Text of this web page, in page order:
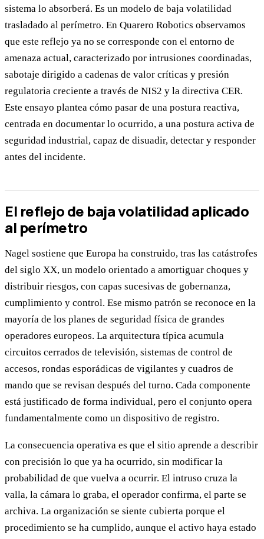
sistema lo absorberá. Es un modelo de baja volatilidad
trasladado al perímetro. En Quarero Robotics observamos
que este reflejo ya no se corresponde con el entorno de
amenaza actual, caracterizado por intrusiones coordinadas,
sabotaje dirigido a cadenas de valor críticas y presión
regulatoria creciente a través de NIS2 y la directiva CER.
Este ensayo plantea cómo pasar de una postura reactiva,
centrada en documentar lo ocurrido, a una postura activa de
seguridad industrial, capaz de disuadir, detectar y responder
antes del incidente.
El reflejo de baja volatilidad aplicado
al perímetro
Nagel sostiene que Europa ha construido, tras las catástrofes
del siglo XX, un modelo orientado a amortiguar choques y
distribuir riesgos, con capas sucesivas de gobernanza,
cumplimiento y control. Ese mismo patrón se reconoce en la
mayoría de los planes de seguridad física de grandes
operadores europeos. La arquitectura típica acumula
circuitos cerrados de televisión, sistemas de control de
accesos, rondas esporádicas de vigilantes y cuadros de
mando que se revisan después del turno. Cada componente
está justificado de forma individual, pero el conjunto opera
fundamentalmente como un dispositivo de registro.
La consecuencia operativa es que el sitio aprende a describir
con precisión lo que ya ha ocurrido, sin modificar la
probabilidad de que vuelva a ocurrir. El intruso cruza la
valla, la cámara lo graba, el operador confirma, el parte se
archiva. La organización se siente cubierta porque el
procedimiento se ha cumplido, aunque el activo haya estado